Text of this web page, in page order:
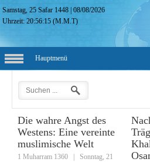
Samstag, 25 Safar 1448 |08/08/2026
Uhrzeit:20:56:16 (M.M.T)
Hauptmenü
Die wahre Angst des
Westens: Eine vereinte
muslimische Welt
1 Muharram 1360
Sonntag, 21